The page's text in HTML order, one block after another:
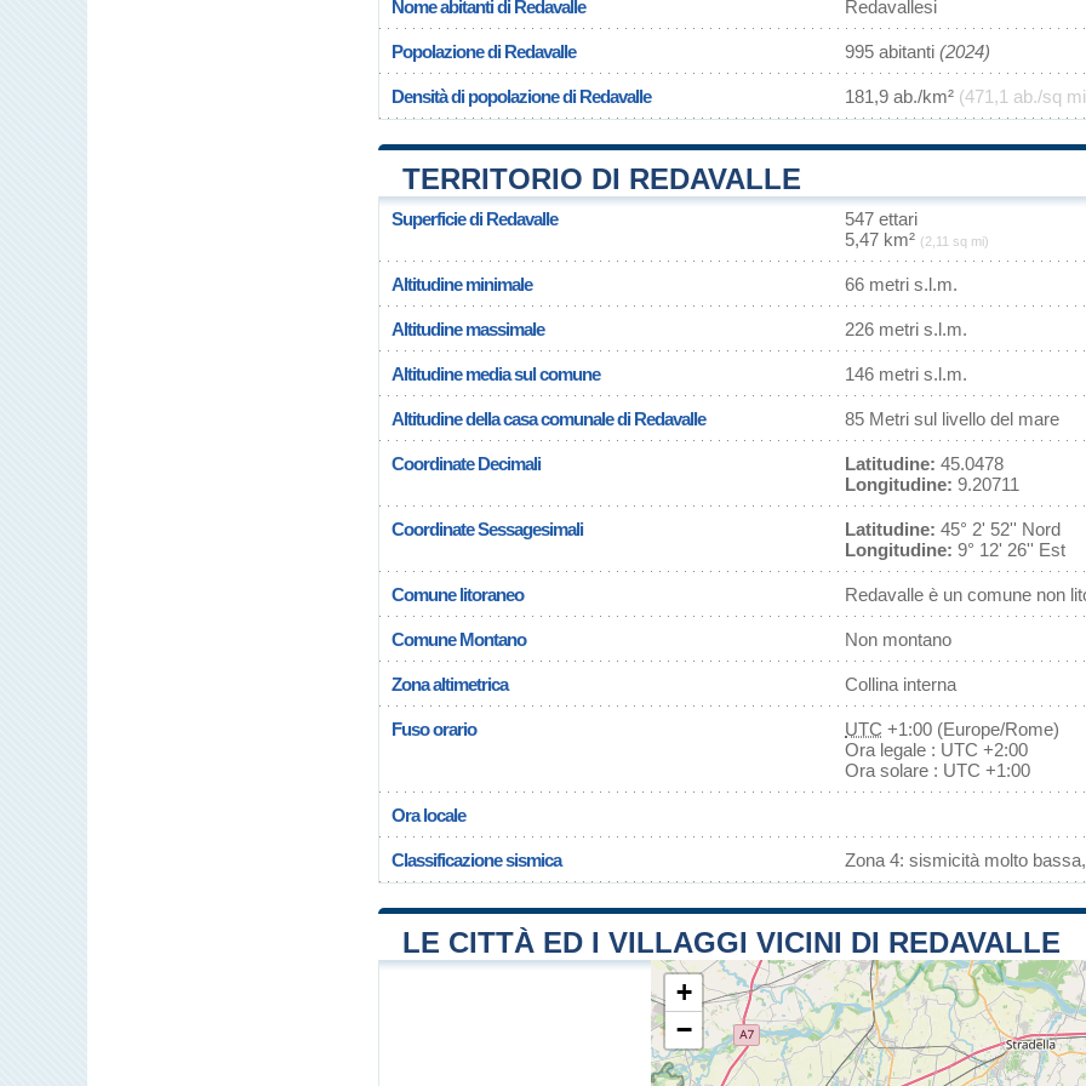
Nome abitanti di Redavalle Redavallesi
Popolazione di Redavalle 995 abitanti (2024)
Densità di popolazione di Redavalle 181,9 ab./km² (471,1 ab./sq
TERRITORIO DI REDAVALLE
Superficie di Redavalle
547 ettari
5,47 km² (2,11 sq mi)
Altitudine minimale 66 metri s.l.m.
Altitudine massimale 226 metri s.l.m.
Altitudine media sul comune 146 metri s.l.m.
Altitudine della casa comunale di Redavalle 85 Metri sul livello del mare
Coordinate Decimali Latitudine: 45.0478
Longitudine: 9.20711
Coordinate Sessagesimali Latitudine: 45° 2' 52'' Nord
Longitudine: 9° 12' 26'' Est
Comune litoraneo Redavalle è un comune non
Comune Montano Non montano
Zona altimetrica Collina interna
Fuso orario UTC +1:00 (Europe/Rome)
Ora legale : UTC +2:00
Ora solare : UTC +1:00
Ora locale
Classificazione sismica Zona 4: sismicità molto
LE CITTÀ ED I VILLAGGI VICINI DI REDAVALLE
+
−